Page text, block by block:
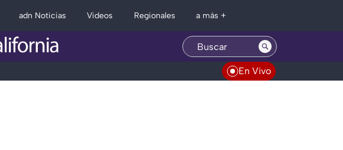
adn Noticias Videos Regionales a más +
En Vivo